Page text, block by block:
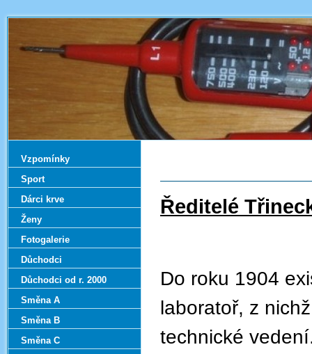
Ředitelé
Do roku 1904
laboratoř, z
technické
Vzpomínky
Sport
Dárci krve
Ženy
Fotogalerie
Důchodci
Důchodci od r. 2000
Směna A
Směna B
Směna C